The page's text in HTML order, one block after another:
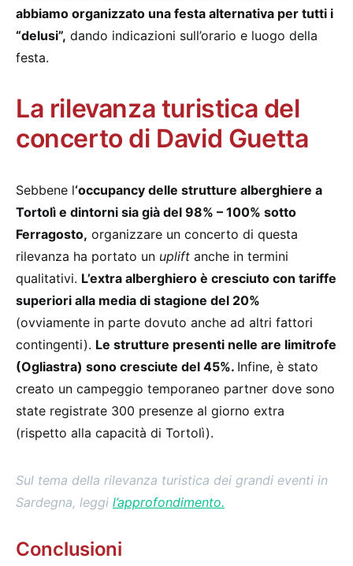
abbiamo organizzato una festa alternativa per tutti i
“delusi”, dando indicazioni sull’orario e luogo della
festa.
La rilevanza turistica del
concerto di David Guetta
Sebbene l‘occupancy delle strutture alberghiere a
Tortolì e dintorni sia già del 98% – 100% sotto
Ferragosto, organizzare un concerto di questa
rilevanza ha portato un uplift anche in termini
qualitativi. L’extra alberghiero è cresciuto con tariffe
superiori alla media di stagione del 20%
(ovviamente in parte dovuto anche ad altri fattori
contingenti). Le strutture presenti nelle are limitrofe
(Ogliastra) sono cresciute del 45%. Infine, è stato
creato un campeggio temporaneo partner dove sono
state registrate 300 presenze al giorno extra
(rispetto alla capacità di Tortolì).
Sul tema della rilevanza turistica dei grandi eventi in
Sardegna, leggi l’approfondimento.
Conclusioni